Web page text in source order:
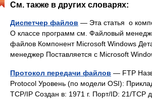
См. также в других словарях:
Диспетчер файлов — Эта статья о
О классе программ см. Файловый
файлов Компонент Microsoft Windows
менеджер Поставляется с Microsoft
Протокол передачи файлов — FTP
Protocol Уровень (по модели OSI):
TCP/IP Создан в: 1971 г. Порт/ID: 21/TCP